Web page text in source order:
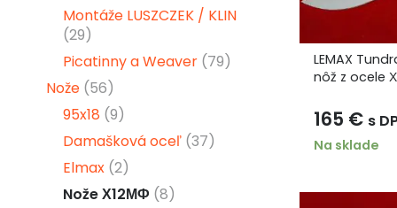
Montáže LUSZCZEK / KLIN
(29)
Picatinny a Weaver (79)
Nože (56)
95x18 (9)
Damašková oceľ (37)
Elmax (2)
Nože Х12МФ (8)
LEMAX
nôž z ocele
165 € s
Na sklade